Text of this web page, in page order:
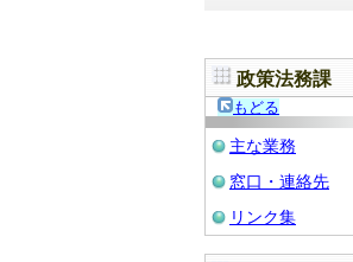
政策法務課
もどる
主な業務
窓口・連絡先
リンク集